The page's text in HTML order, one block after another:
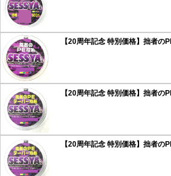
【20周年記念 特別価格】拙者の